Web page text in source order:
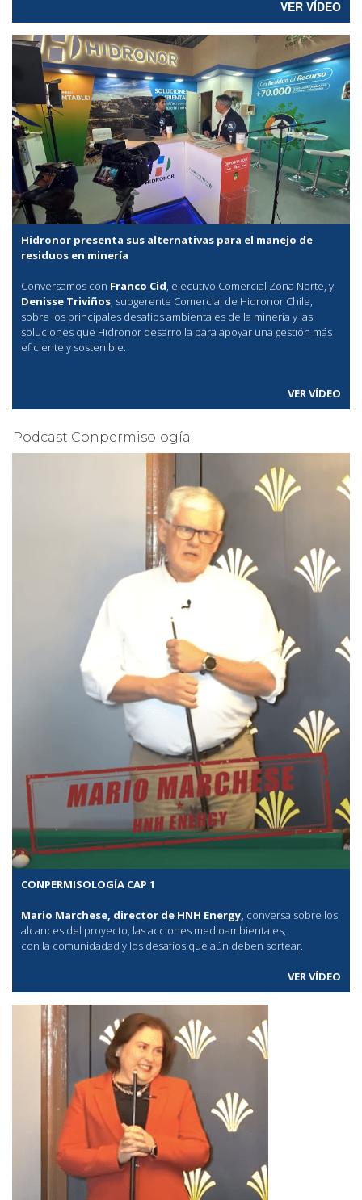
VER VÍDEO
Hidronor presenta sus alternativas para el manejo de
residuos en minería
Conversamos con Franco Cid, ejecutivo Comercial Zona Norte, y
Denisse Triviños, subgerente Comercial de Hidronor Chile,
sobre los principales desafíos ambientales de la minería y las
soluciones que Hidronor desarrolla para apoyar una gestión más
eficiente y sostenible.
VER VÍDEO
Podcast Conpermisología
CONPERMISOLOGÍA CAP 1
Mario Marchese, director de HNH Energy, conversa sobre los
alcances del proyecto, las acciones medioambientales,
con la comunidadad y los desafíos que aún deben sortear.
VER VÍDEO